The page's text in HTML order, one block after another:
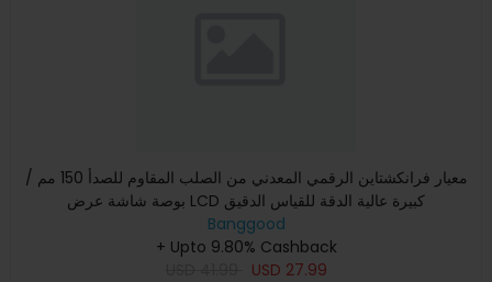
معيار فرانكشتاين الرقمي المعدني من الصلب المقاوم للصدأ 150 مم /
بوصة شاشة عرض LCD كبيرة عالية الدقة للقياس الدقيق
Banggood
+ Upto 9.80% Cashback
USD 27.99